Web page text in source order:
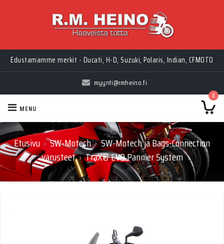
Edustamamme merkit - Ducati, H-D, Suzuki, Polaris, Indian, CFMOTO
myynti@rmheino.fi
0
MENU
Etusivu › SW-Motech › SW-Motech ja Bags-Connection
varusteet › TraX® EVO Pannier System